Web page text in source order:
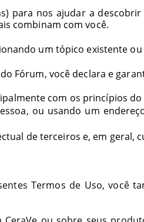
para nos ajudar a
combinam com você.
um tópico existente
Fórum, você declara e
com os princípios
ou usando um
de terceiros e, em geral,
Termos de Uso,